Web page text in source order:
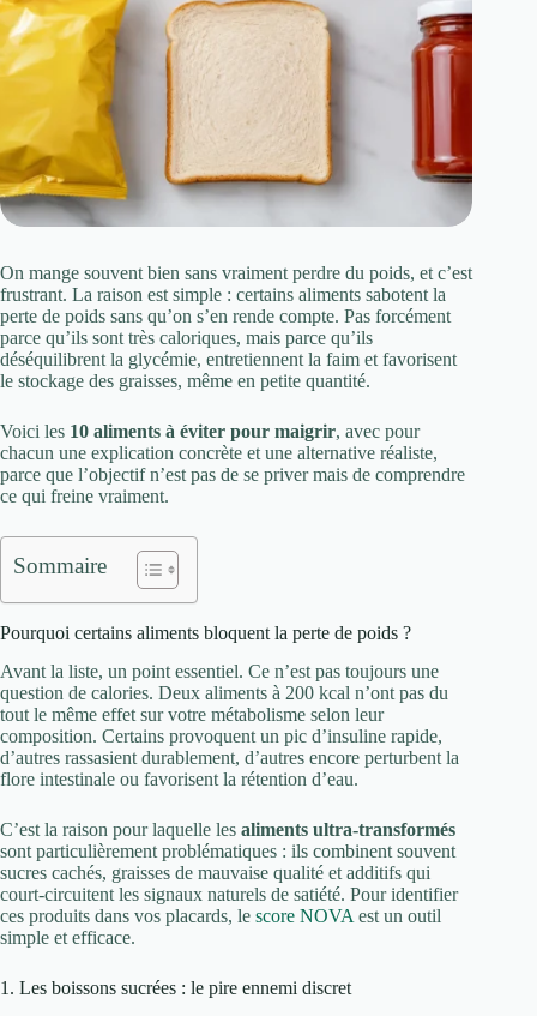
On mange souvent bien sans vraiment perdre du poids, et c’est
frustrant. La raison est simple : certains aliments sabotent la
perte de poids sans qu’on s’en rende compte. Pas forcément
parce qu’ils sont très caloriques, mais parce qu’ils
déséquilibrent la glycémie, entretiennent la faim et favorisent
le stockage des graisses, même en petite quantité.
Voici les 10 aliments à éviter pour maigrir, avec pour
chacun une explication concrète et une alternative réaliste,
parce que l’objectif n’est pas de se priver mais de comprendre
ce qui freine vraiment.
Sommaire
Pourquoi certains aliments bloquent la perte de poids ?
Avant la liste, un point essentiel. Ce n’est pas toujours une
question de calories. Deux aliments à 200 kcal n’ont pas du
tout le même effet sur votre métabolisme selon leur
composition. Certains provoquent un pic d’insuline rapide,
d’autres rassasient durablement, d’autres encore perturbent la
flore intestinale ou favorisent la rétention d’eau.
C’est la raison pour laquelle les aliments ultra-transformés
sont particulièrement problématiques : ils combinent souvent
sucres cachés, graisses de mauvaise qualité et additifs qui
court-circuitent les signaux naturels de satiété. Pour identifier
ces produits dans vos placards, le score NOVA est un outil
simple et efficace.
1. Les boissons sucrées : le pire ennemi discret